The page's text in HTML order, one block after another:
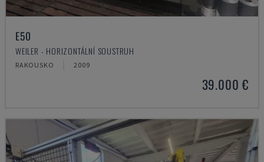
E50
WEILER - HORIZONTÁLNÍ SOUSTRUH
RAKOUSKO 2009
39.000 €